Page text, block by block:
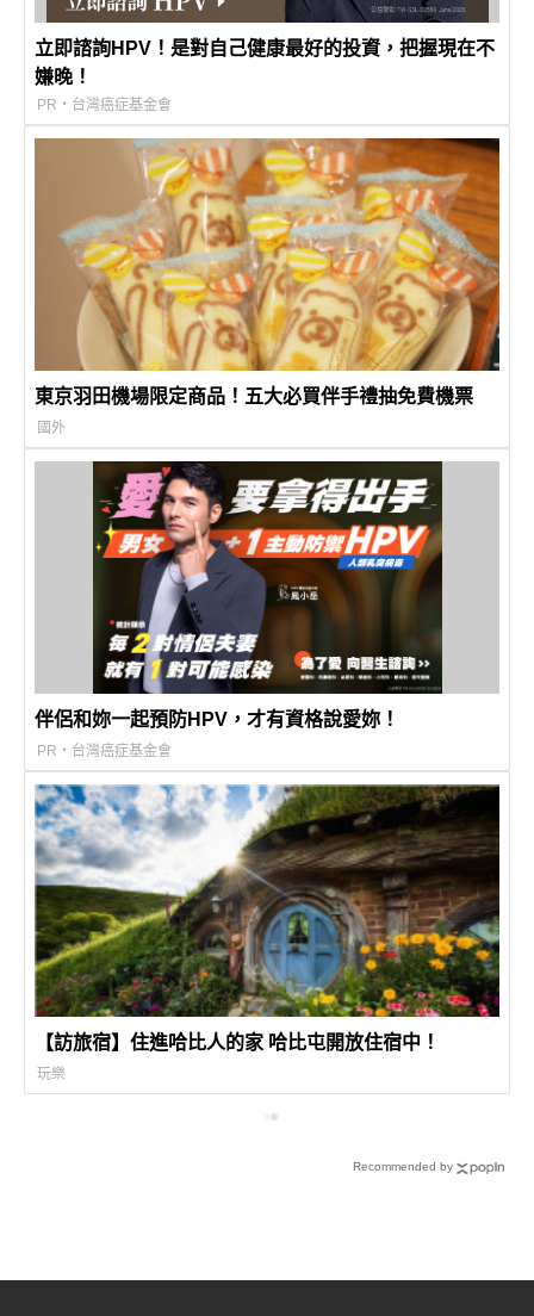
立即諮詢HPV！是對自己健康最好的投資，把握現在不
嫌晚！
PR・台灣癌症基金會
東京羽田機場限定商品！五大必買伴手禮抽免費機票
國外
伴侶和妳一起預防HPV，才有資格說愛妳！
PR・台灣癌症基金會
【訪旅宿】住進哈比人的家 哈比屯開放住宿中！
玩樂
Recommended by